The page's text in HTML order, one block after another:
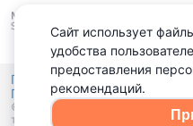
Политика
Политика обработки файлов
© 2015 - 2026, Domovita.by.
только при наличии активной
Сайт использует
удобства
предоставления
рекомендаций.